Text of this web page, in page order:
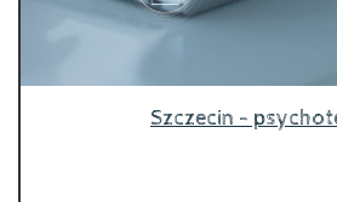
Szczecin -